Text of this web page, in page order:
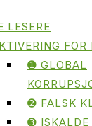
LESERE
FOR
➊ GLOBAL
➋ FALSK
➌ ISKALDE